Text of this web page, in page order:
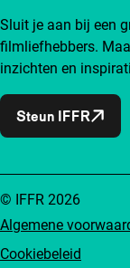
Sluit je aan bij een
filmliefhebbers.
inzichten en
Steun IFFR
Algemene
Cookiebeleid
© IFFR 2026